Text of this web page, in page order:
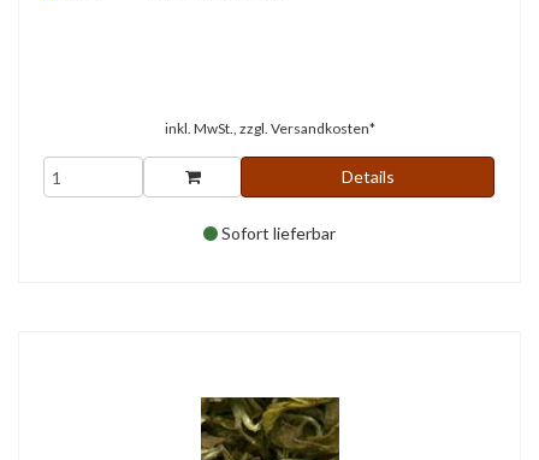
inkl. MwSt., zzgl. Versandkosten*
Details
Sofort lieferbar